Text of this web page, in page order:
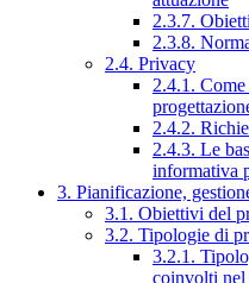
2.3.7.
2.3.8.
2.4. Privacy
2.4.1.
2.4.2.
2.4.3. Le
informativa
3. Pianificazione,
3.1. Obiettivi del
3.2. Tipologie di
3.2.1.
coinvolti nel